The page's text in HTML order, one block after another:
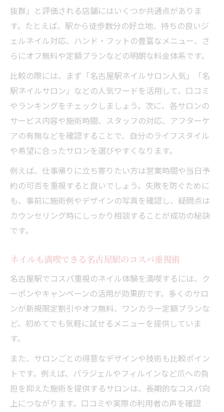
抜群」と評価される店舗にはいくつか共通点がありま
す。たとえば、駅から徒歩数分の好立地、持ちの良いジ
ェルネイル対応、ハンド・フットの豊富なメニュー、さ
らにオフ無料や定額プランなどの明朗な料金体系です。
比較の際には、まず「名古屋駅ネイルサロン人気」「名
駅ネイルサロン」などの人気ワードを活用して、口コミ
やランキングをチェックしましょう。次に、各サロンの
サービス内容や施術時間、スタッフの対応、アフターケ
アの有無などを確認することで、自分のライフスタイル
や希望に合ったサロンを選びやすくなります。
例えば、仕事帰りに立ち寄りたい方は営業時間や当日予
約の可否を重視すると良いでしょう。失敗を防ぐために
も、事前に施術例やデザインの写真を確認し、疑問点は
カウンセリング時にしっかり相談することが成功の秘訣
です。
ネイルも満喫できる名古屋駅のコスパ重視術
名古屋駅でコスパ重視のネイル体験を満喫するには、ク
ーポンやキャンペーンの活用が効果的です。多くのサロ
ンが新規限定割引やオフ無料、ワンカラー定額プランな
ど、初めてでも気軽に試せるメニューを提供していま
す。
また、サロンごとの得意なデザインや技術も比較ポイン
トです。例えば、パラジェルやフィルインなど爪への負
担を抑えた施術を提供するサロンは、長期的なコスパ向
上につながります。口コミや実際の利用者の声を確認